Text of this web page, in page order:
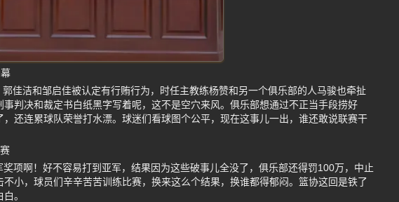
佳洁和邹启佳被认定有行贿行为，时任主教练杨赞和另一个俱乐部的人马骏也牵扯
判决和裁定书白纸黑字写着呢，这不是空穴来风。俱乐部想通过不正当手段捞好
还连累球队荣誉打水漂。球迷们看球图个公平，现在这事儿一出，谁还敢说联赛干
项啊！好不容易打到亚军，结果因为这些破事儿全没了，俱乐部还得罚100万，中止
小，球员们辛辛苦苦训练比赛，换来这么个结果，换谁都得郁闷。篮协这回是铁了
。